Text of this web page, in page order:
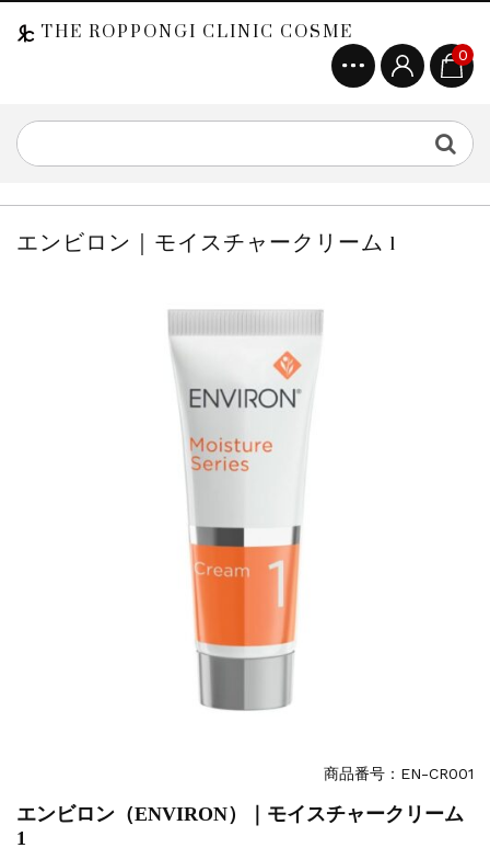
THE ROPPONGI CLINIC COSME
0
エンビロン｜モイスチャークリーム 1
商品番号：EN-CR001
エンビロン（ENVIRON）｜モイスチャークリーム
1